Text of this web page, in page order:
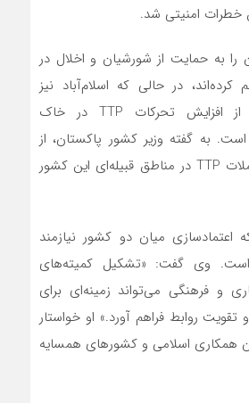
خطرات امنیتی شد.
را به حمایت از شورشیان و اخلال در
کرده‌اند، در حالی که اسلام‌آباد نیز
نگرانی‌های خود را از افزایش تحرکات TTP در خاک
است. به گفته وزیر کشور پاکستان، از
سال ۲۰۲۲ تاکنون حملات TTP در مناطق قبیله‌ای این کشور
اعتمادسازی میان دو کشور نیازمند
است. وی گفت: «تشکیل کمیته‌های
و فرهنگی می‌تواند زمینه‌ای برای
روابط فراهم آورد.» او خواستار
همکاری اسلامی و کشورهای همسایه